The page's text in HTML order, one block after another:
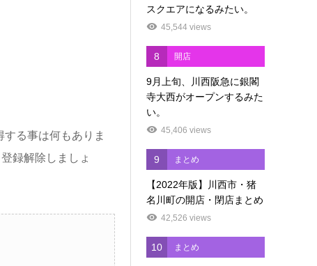
る事は何もありま
録解除しましょ
スクエアになるみたい。
45,544 views
8 開店
9月上旬、川西阪急に銀閣
寺大西がオープンするみた
い。
45,406 views
9 まとめ
【2022年版】川西市・猪
名川町の開店・閉店まとめ
42,526 views
10 まとめ